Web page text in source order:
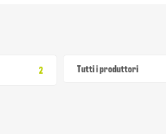
2Articolo trovatoTutti i produttori